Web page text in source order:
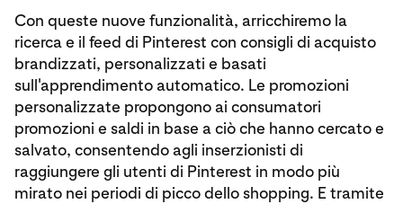
Con queste nuove funzionalità, arricchiremo la
ricerca e il feed di Pinterest con consigli di acquisto
brandizzati, personalizzati e basati
sull'apprendimento automatico. Le promozioni
personalizzate propongono ai consumatori
promozioni e saldi in base a ciò che hanno cercato e
salvato, consentendo agli inserzionisti di
raggiungere gli utenti di Pinterest in modo più
mirato nei periodi di picco dello shopping. E tramite